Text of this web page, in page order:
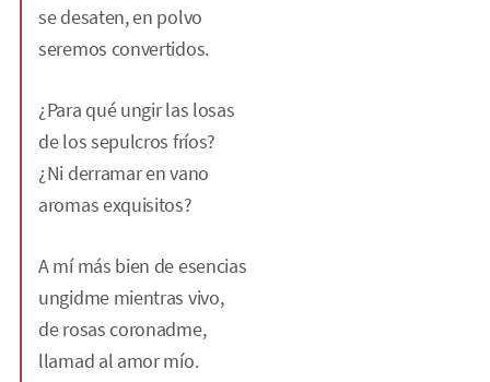
se desaten, en polvo
seremos convertidos.
¿Para qué ungir las losas
de los sepulcros fríos?
¿Ni derramar en vano
aromas exquisitos?
A mí más bien de esencias
ungidme mientras vivo,
de rosas coronadme,
llamad al amor mío.